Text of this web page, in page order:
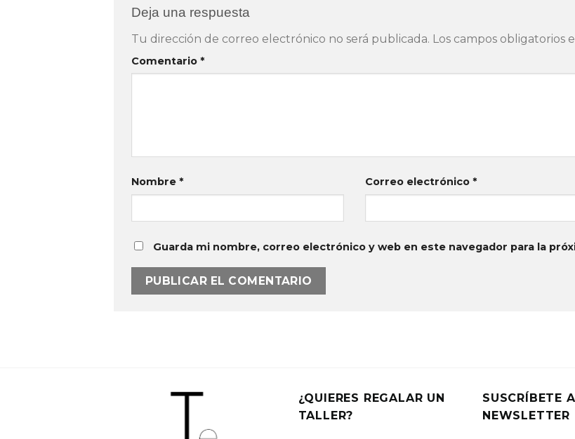
Deja una respuesta
Tu dirección de correo electrónico no será publicada. Los campos obligatorios
Comentario *
Nombre * Correo electrónico*
Guarda mi nombre, correo electrónico y web en este navegador para la
¿QUIERES REGALAR UN
TALLER?
SUSCRÍBETE A
NEWSLETTER